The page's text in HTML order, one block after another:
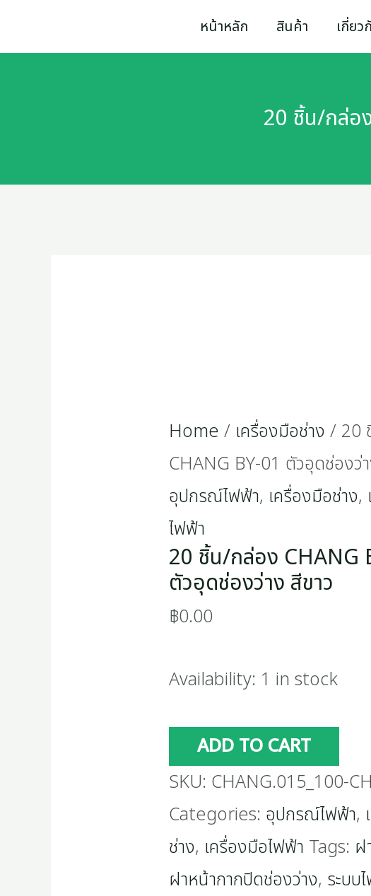
to
หน้าหลัก สินค้า เกี่ยว
20 ชิ้น/กล่อ
Home / เครื่องมือช่าง / 20
CHANG BY-01 ตัวอุดช่องว่
อุปกรณ์ไฟฟ้า, เครื่องมือช่าง,
ไฟฟ้า
20 ชิ้น/กล่อง CHANG
ตัวอุดช่องว่าง สีขาว
฿0.00
Availability: 1 in stock
ชิ้น/
01
ADD TO CART
SKU: CHANG.015_100-
Categories: อุปกรณ์ไฟฟ้า,
ช่าง, เครื่องมือไฟฟ้า Tags: ฝ
ฝาหน้ากากปิดช่องว่าง, ระบบ